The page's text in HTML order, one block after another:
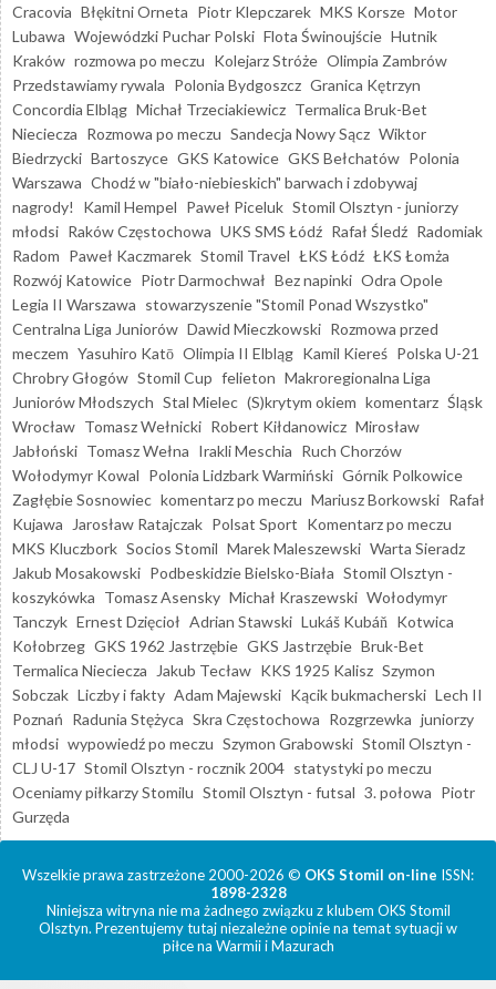
Cracovia Błękitni Orneta Piotr Klepczarek MKS Korsze Motor
Lubawa Wojewódzki Puchar Polski Flota Świnoujście Hutnik
Kraków rozmowa po meczu Kolejarz Stróże Olimpia Zambrów
Przedstawiamy rywala Polonia Bydgoszcz Granica Kętrzyn
Concordia Elbląg Michał Trzeciakiewicz Termalica Bruk-Bet
Nieciecza Rozmowa po meczu Sandecja Nowy Sącz Wiktor
Biedrzycki Bartoszyce GKS Katowice GKS Bełchatów Polonia
Warszawa Chodź w "biało-niebieskich" barwach i zdobywaj
nagrody!
Kamil Hempel Paweł Piceluk Stomil Olsztyn - juniorzy
młodsi Raków Częstochowa UKS SMS Łódź Rafał Śledź Radomiak
Radom Paweł Kaczmarek Stomil Travel ŁKS Łódź ŁKS Łomża
Rozwój Katowice Piotr Darmochwał Bez napinki Odra Opole
Legia II Warszawa stowarzyszenie "Stomil Ponad Wszystko"
Centralna Liga Juniorów Dawid Mieczkowski Rozmowa przed
meczem Yasuhiro Katō Olimpia II Elbląg Kamil Kiereś Polska U-21
Chrobry Głogów Stomil Cup felieton Makroregionalna Liga
Juniorów Młodszych Stal Mielec (S)krytym okiem komentarz Śląsk
Wrocław Tomasz Wełnicki Robert Kiłdanowicz Mirosław
Jabłoński Tomasz Wełna Irakli Meschia Ruch Chorzów
Wołodymyr Kowal Polonia Lidzbark Warmiński Górnik Polkowice
Zagłębie Sosnowiec komentarz po meczu Mariusz Borkowski Rafał
Kujawa
Jarosław Ratajczak Polsat Sport Komentarz po meczu
MKS Kluczbork Socios Stomil Marek Maleszewski Warta Sieradz
Jakub Mosakowski Podbeskidzie Bielsko-Biała Stomil Olsztyn -
koszykówka Tomasz Asensky Michał Kraszewski Wołodymyr
Tanczyk Ernest Dzięcioł Adrian Stawski Lukáš Kubáň Kotwica
Kołobrzeg GKS 1962 Jastrzębie GKS Jastrzębie Bruk-Bet
Termalica Nieciecza
Jakub Tecław KKS 1925 Kalisz Szymon
Sobczak Liczby i fakty Adam Majewski Kącik bukmacherski Lech II
Poznań Radunia Stężyca Skra Częstochowa Rozgrzewka juniorzy
młodsi wypowiedź po meczu Szymon Grabowski Stomil Olsztyn -
CLJ U-17 Stomil Olsztyn - rocznik 2004 statystyki po meczu
Oceniamy piłkarzy Stomilu Stomil Olsztyn - futsal 3. połowa Piotr
Gurzęda
Wszelkie prawa zastrzeżone 2000-2026 © OKS Stomil on-line ISSN:
1898-2328
Niniejsza witryna nie ma żadnego związku z klubem OKS Stomil
Olsztyn. Prezentujemy tutaj niezależne opinie na temat sytuacji w
piłce na Warmii i Mazurach